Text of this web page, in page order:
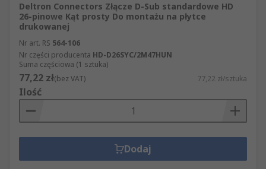
Deltron Connectors Złącze D-Sub standardowe HD
26-pinowe Kąt prosty Do montażu na płytce
drukowanej
Nr art. RS 564-106
Nr części producenta HD-D26SYC/2M47HUN
Suma częściowa (1 sztuka)
77,22 zł(bez VAT) 77,22 zł/sztuka
Ilość
Dodaj